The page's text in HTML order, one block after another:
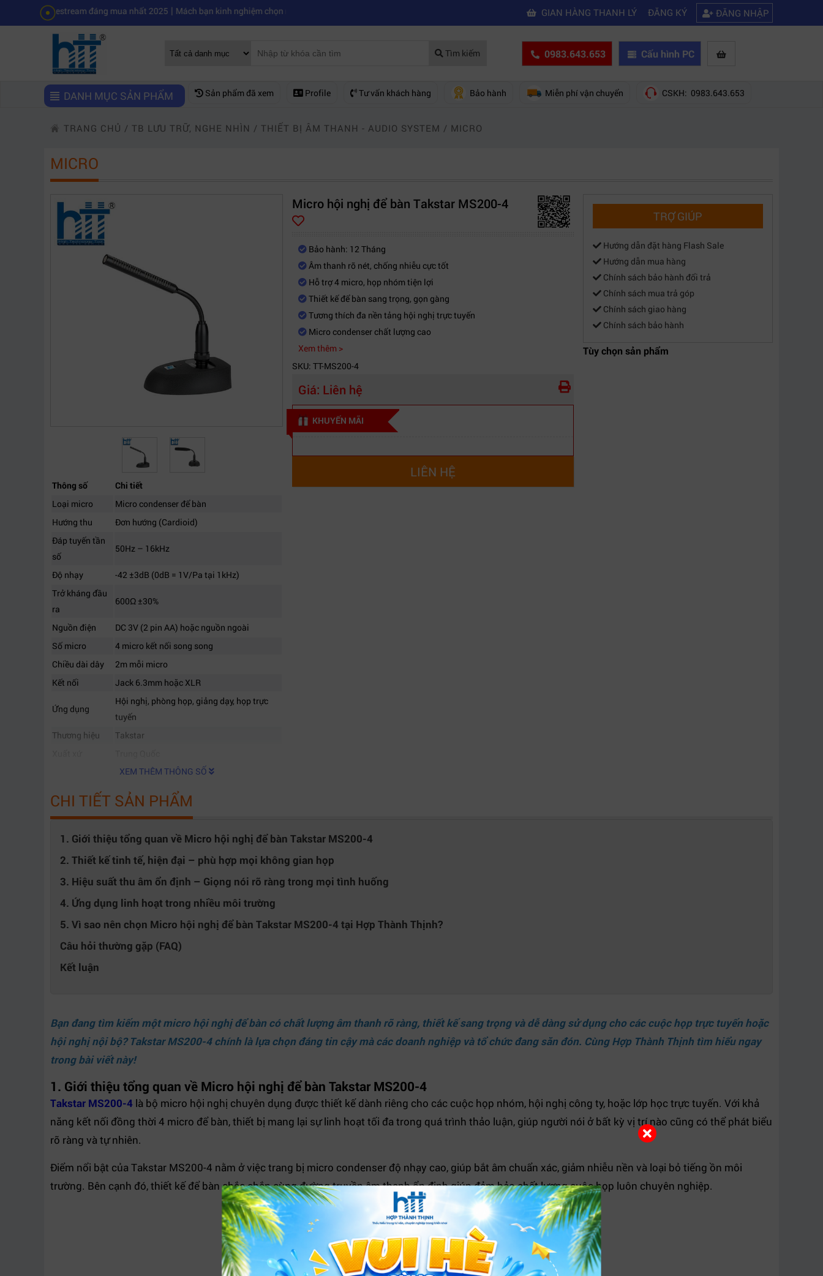
đáng mua nhất 2025|Mách bạn kinh nghiệm chọn mua máy quay phim chuyên nghiệp Mua máy quay phim hd giá rẻ nên mua của hãng nào?| Mách bạn 5 cách khắc phục laptop không kết nối được wifi
GIAN HÀNG THANH LÝ ĐĂNG KÝ ĐĂNG NHẬP
Tìm kiếm 0983.643.653 Cấu hình PC
DANH MỤC SẢN PHẨM Sản phẩm đã xem Profile Tư vấn khách hàng Bảo hành Miễn phí vận chuyển CSKH: 0983.643.653
TRANG CHỦ / TB LƯU TRỮ, NGHE NHÌN / THIẾT BỊ ÂM THANH - AUDIO SYSTEM / MICRO
MICRO
Thông số
Chi tiết
Loại micro
Micro condenser để bàn
Hướng thu
Đơn hướng (Cardioid)
Đáp tuyến tần
số
50Hz – 16kHz
Độ nhạy
-42 ±3dB (0dB = 1V/Pa tại 1kHz)
Trở kháng đầu
ra
600Ω ±30%
Nguồn điện
DC 3V (2 pin AA) hoặc nguồn ngoài
Số micro
4 micro kết nối song song
Chiều dài dây
2m mỗi micro
Kết nối
Jack 6.3mm hoặc XLR
Ứng dụng
Hội nghị, phòng họp, giảng dạy, họp trực
tuyến
Thương hiệu
Takstar
XEM THÊM THÔNG SỐ
Micro hội nghị để bàn Takstar MS200-4
Bảo hành: 12 Tháng
Âm thanh rõ nét, chống nhiễu cực tốt
Hỗ trợ 4 micro, họp nhóm tiện lợi
Thiết kế để bàn sang trọng, gọn gàng
Tương thích đa nền tảng hội nghị trực tuyến
Micro condenser chất lượng cao
Xem thêm >
SKU: TT-MS200-4
Giá: Liên hệ
KHUYẾN MÃI
LIÊN HỆ
TRỢ GIÚP
Hướng dẫn đặt hàng Flash Sale
Hướng dẫn mua hàng
Chính sách bảo hành đổi trả
Chính sách mua trả góp
Chính sách giao hàng
Chính sách bảo hành
Tùy chọn sản phẩm
CHI TIẾT SẢN PHẨM
1. Giới thiệu tổng quan về Micro hội nghị để bàn Takstar MS200-4
2. Thiết kế tinh tế, hiện đại – phù hợp mọi không gian họp
3. Hiệu suất thu âm ổn định – Giọng nói rõ ràng trong mọi tình huống
4. Ứng dụng linh hoạt trong nhiều môi trường
5. Vì sao nên chọn Micro hội nghị để bàn Takstar MS200-4 tại Hợp Thành Thịnh?
Câu hỏi thường gặp (FAQ)
Kết luận
Bạn đang tìm kiếm một micro hội nghị để bàn có chất lượng âm thanh rõ ràng, thiết kế sang trọng và dễ dàng sử dụng cho các cuộc họp trực tuyến hoặc
hội nghị nội bộ? Takstar MS200-4 chính là lựa chọn đáng tin cậy mà các doanh nghiệp và tổ chức đang săn đón. Cùng Hợp Thành Thịnh tìm hiểu ngay
trong bài viết này!
1. Giới thiệu tổng quan về Micro hội nghị để bàn Takstar MS200-4
Takstar MS200-4 là bộ micro hội nghị chuyên dụng được thiết kế dành riêng cho các cuộc họp nhóm, hội nghị công ty, hoặc lớp học trực tuyến. Với khả
năng kết nối đồng thời 4 micro để bàn, thiết bị mang lại sự linh hoạt tối đa trong quá trình thảo luận, giúp người nói ở bất kỳ vị trí nào cũng có thể phát biểu
rõ ràng và tự nhiên.
Điểm nổi bật của Takstar MS200-4 nằm ở việc trang bị micro condenser độ nhạy cao, giúp bắt âm chuẩn xác, giảm nhiễu nền và loại bỏ tiếng ồn môi
trường. Bên cạnh đó, thiết kế để bàn chắc chắn cùng đường truyền âm thanh ổn định giúp đảm bảo chất lượng cuộc họp luôn chuyên nghiệp.